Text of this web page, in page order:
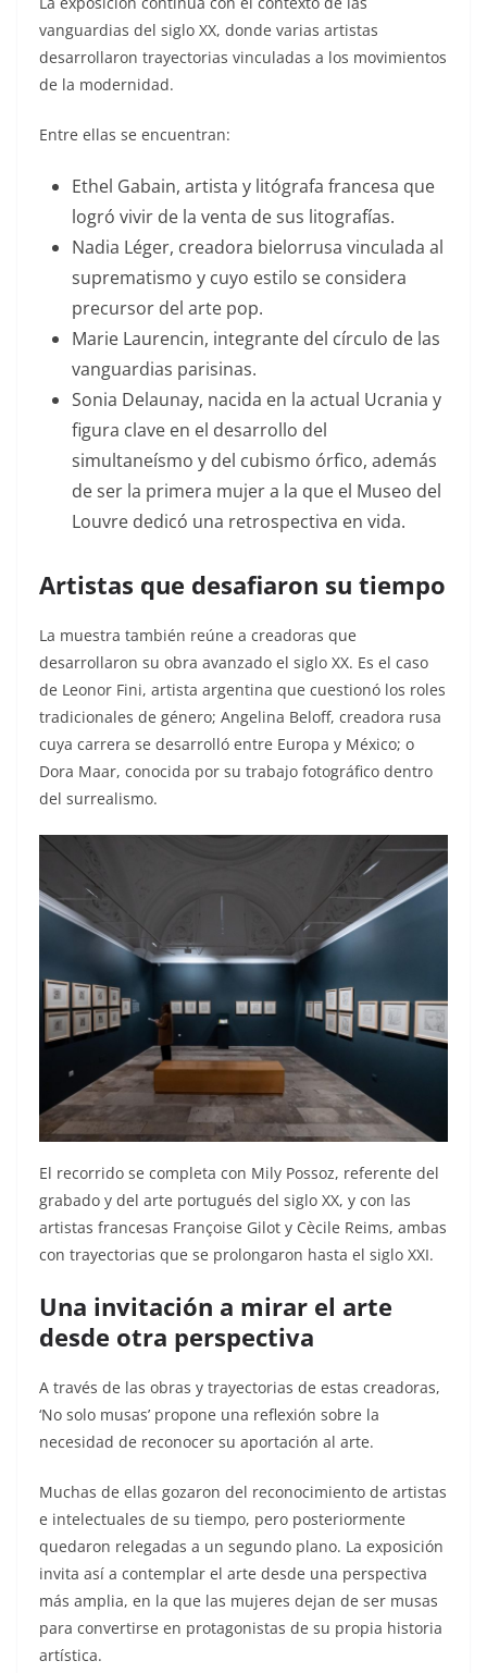
vanguardias del siglo XX, donde varias artistas
desarrollaron trayectorias vinculadas a los movimientos
de la modernidad.
Entre ellas se encuentran:
Ethel Gabain, artista y litógrafa francesa que
logró vivir de la venta de sus litografías.
Nadia Léger, creadora bielorrusa vinculada al
suprematismo y cuyo estilo se considera
precursor del arte pop.
Marie Laurencin, integrante del círculo de las
vanguardias parisinas.
Sonia Delaunay, nacida en la actual Ucrania y
figura clave en el desarrollo del
simultaneísmo y del cubismo órfico, además
de ser la primera mujer a la que el Museo del
Louvre dedicó una retrospectiva en vida.
Artistas que desafiaron su tiempo
La muestra también reúne a creadoras que
desarrollaron su obra avanzado el siglo XX. Es el caso
de Leonor Fini, artista argentina que cuestionó los roles
tradicionales de género; Angelina Beloff, creadora rusa
cuya carrera se desarrolló entre Europa y México; o
Dora Maar, conocida por su trabajo fotográfico dentro
del surrealismo.
El recorrido se completa con Mily Possoz, referente del
grabado y del arte portugués del siglo XX, y con las
artistas francesas Françoise Gilot y Cècile Reims, ambas
con trayectorias que se prolongaron hasta el siglo XXI.
Una invitación a mirar el arte
desde otra perspectiva
A través de las obras y trayectorias de estas creadoras,
‘No solo musas’ propone una reflexión sobre la
necesidad de reconocer su aportación al arte.
Muchas de ellas gozaron del reconocimiento de artistas
e intelectuales de su tiempo, pero posteriormente
quedaron relegadas a un segundo plano. La exposición
invita así a contemplar el arte desde una perspectiva
más amplia, en la que las mujeres dejan de ser musas
para convertirse en protagonistas de su propia historia
artística.